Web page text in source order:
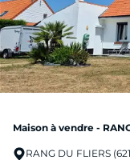
Maison à vendre -
RANG DU FLIERS